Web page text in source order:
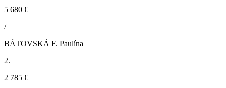
5 680 €
/
BÁTOVSKÁ F. Paulína
2.
2 785 €